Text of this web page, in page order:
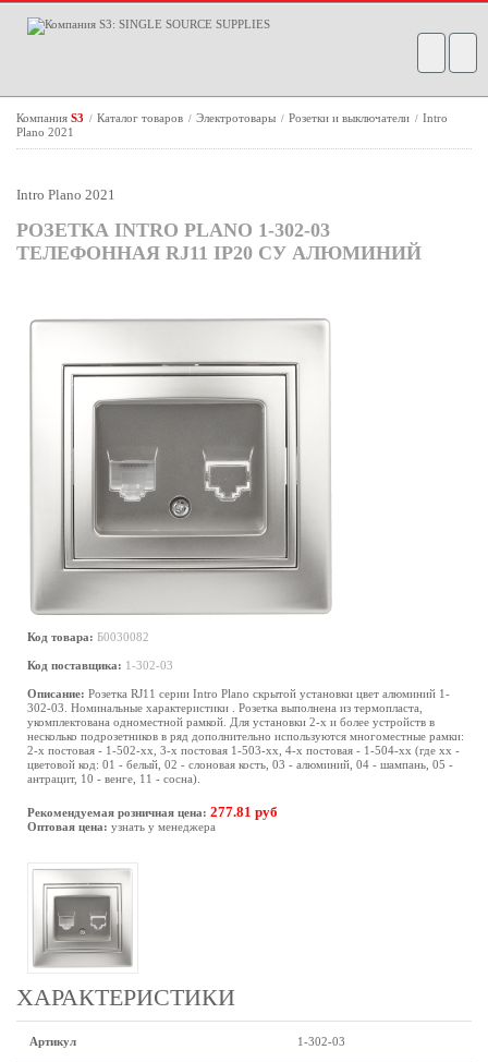
Компания S3 / Каталог товаров / Электротовары / Розетки и выключатели / Intro
Plano 2021
Intro Plano 2021
РОЗЕТКА INTRO PLANO 1-302-03
ТЕЛЕФОННАЯ RJ11 IP20 СУ АЛЮМИНИЙ
Код товара: Б0030082
Код поставщика: 1-302-03
Описание: Розетка RJ11 серии Intro Plano скрытой установки цвет алюминий 1-
302-03. Номинальные характеристики . Розетка выполнена из термопласта,
укомплектована одноместной рамкой. Для установки 2-х и более устройств в
несколько подрозетников в ряд дополнительно используются многоместные рамки:
2-х постовая - 1-502-хх, 3-х постовая 1-503-хх, 4-х постовая - 1-504-хх (где хх -
цветовой код: 01 - белый, 02 - слоновая кость, 03 - алюминий, 04 - шампань, 05 -
антрацит, 10 - венге, 11 - сосна).
Рекомендуемая розничная цена: 277.81 руб
Оптовая цена: узнать у менеджера
ХАРАКТЕРИСТИКИ
Артикул 1-302-03